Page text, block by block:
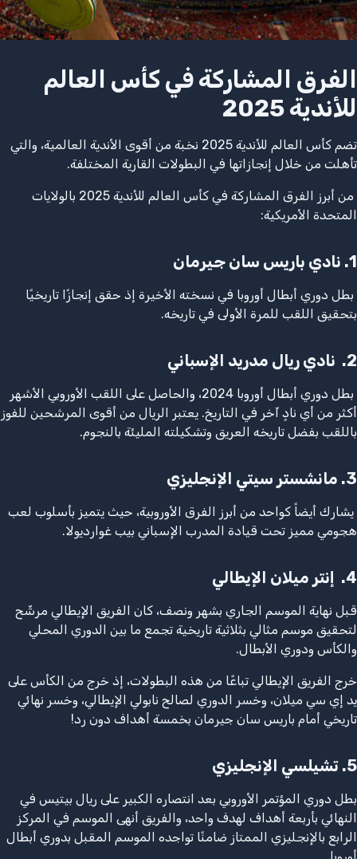
الفرق المشاركة في كأس العالم
للأندية 2025
تضم كأس العالم للأندية 2025 نخبة من أقوى الأندية العالمية، والتي
تأهلت من خلال إنجازاتها في البطولات القارية المختلفة.
من أبرز الفرق المشاركة في كأس العالم للأندية 2025 بالولايات
المتحدة الأمريكية:
1
. نادي باريس سان جيرمان
بطل دوري أبطال أوروبا في نسخته الأخيرة إذ حقق إنجازًا تاريخيًا
بتحقيق اللقب للمرة الأولى في تاريخه.
2. نادي ريال مدريد الإسباني
بطل دوري أبطال أوروبا 2024، والحاصل على اللقب الأوروبي الأشهر
أكثر من أي نادٍ آخر في التاريخ. يعتبر الريال من أقوى المرشحين للفوز
باللقب بفضل تاريخه العريق وتشكيلته المليئة بالنجوم.
3. مانشستر سيتي الإنجليزي
يشارك أيضاً كواحد من أبرز الفرق الأوروبية، حيث يتميز بأسلوب لعب
هجومي مميز تحت قيادة المدرب الإسباني بيب غوارديولا.
4. إنتر ميلان الإيطالي
قبل نهاية الموسم الجاري بشهر ونصف، كان الفريق الإيطالي مرشّح
لتحقيق موسم مثالي بثلاثية تاريخية تجمع ما بين الدوري المحلي
والكأس ودوري الأبطال.
خرج الفريق الإيطالي تباعًا من هذه البطولات، إذ خرج من الكأس على
يد إي سي ميلان، وخسر الدوري لصالح نابولي الإيطالي، وخسر نهائي
تاريخي أمام باريس سان جيرمان بخمسة أهداف دون رد!
5. تشيلسي الإنجليزي
بطل دوري المؤتمر الأوروبي بعد انتصاره الكبير على ريال بيتيس في
النهائي بأربعة أهداف لهدف واحد، والفريق أنهى الموسم في المركز
الرابع بالإنجليزي الممتاز ضامنًا تواجده الموسم المقبل بدوري أبطال